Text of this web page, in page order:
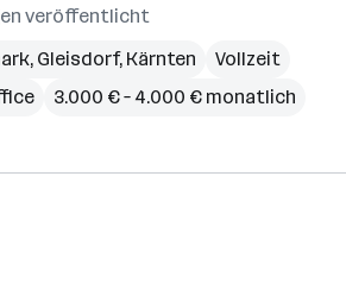
veröffentlicht
, Gleisdorf, Kärnten
Vollzeit
3.000 € – 4.000 € monatlich